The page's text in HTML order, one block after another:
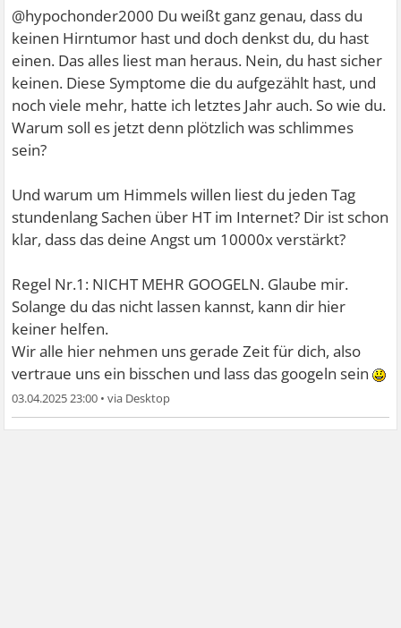
@hypochonder2000 Du weißt ganz genau, dass du
keinen Hirntumor hast und doch denkst du, du hast
einen. Das alles liest man heraus. Nein, du hast sicher
keinen. Diese Symptome die du aufgezählt hast, und
noch viele mehr, hatte ich letztes Jahr auch. So wie du.
Warum soll es jetzt denn plötzlich was schlimmes
sein?
Und warum um Himmels willen liest du jeden Tag
stundenlang Sachen über HT im Internet? Dir ist schon
klar, dass das deine Angst um 10000x verstärkt?
Regel Nr.1: NICHT MEHR GOOGELN. Glaube mir.
Solange du das nicht lassen kannst, kann dir hier
keiner helfen.
Wir alle hier nehmen uns gerade Zeit für dich, also
vertraue uns ein bisschen und lass das googeln sein
03.04.2025 23:00 •